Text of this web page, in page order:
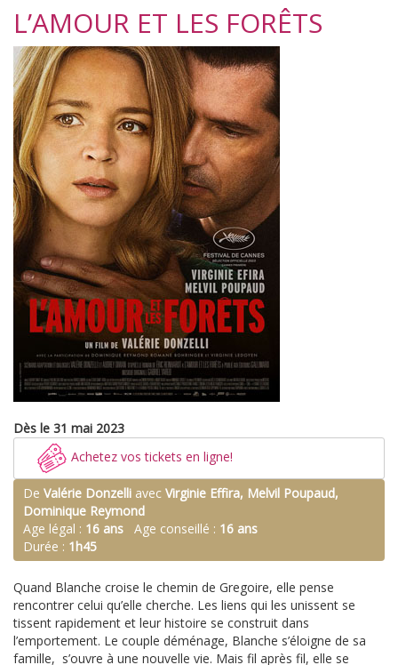
L’AMOUR ET LES FORÊTS
Dès le 31 mai 2023
Achetez vos tickets en ligne!
De Valérie Donzelli avec Virginie Effira, Melvil Poupaud,
Dominique Reymond
Age légal : 16 ans Age conseillé : 16 ans
Durée : 1h45
Quand Blanche croise le chemin de Gregoire, elle pense
rencontrer celui qu’elle cherche. Les liens qui les unissent se
tissent rapidement et leur histoire se construit dans
l’emportement. Le couple déménage, Blanche s’éloigne de sa
famille, s’ouvre à une nouvelle vie. Mais fil après fil, elle se